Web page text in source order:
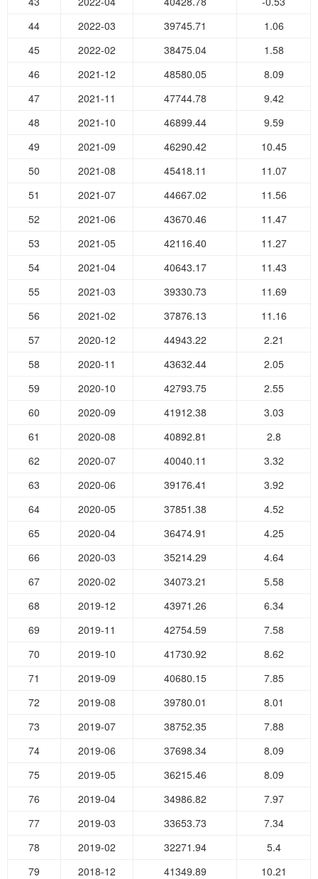
44
2022-03 39745.71
1.06
45
2022-02 38475.04
1.58
46
2021-12 48580.05
8.09
47
2021-11 47744.78
9.42
48
2021-10 46899.44
9.59
49
2021-09 46290.42
10.45
50
2021-08 45418.11
11.07
51
2021-07 44667.02
11.56
52
2021-06 43670.46
11.47
53
2021-05 42116.40
11.27
54
2021-04 40643.17
11.43
55
2021-03 39330.73
11.69
56
2021-02 37876.13
11.16
57
2020-12 44943.22
2.21
58
2020-11 43632.44
2.05
59
2020-10 42793.75
2.55
60
2020-09 41912.38
3.03
61
2020-08 40892.81
2.8
62
2020-07 40040.11
3.32
63
2020-06 39176.41
3.92
64
2020-05 37851.38
4.52
65
2020-04 36474.91
4.25
66
2020-03 35214.29
4.64
67
2020-02 34073.21
5.58
68
2019-12 43971.26
6.34
69
2019-11 42754.59
7.58
70
2019-10 41730.92
8.62
71
2019-09 40680.15
7.85
72
2019-08 39780.01
8.01
73
2019-07 38752.35
7.88
74
2019-06 37698.34
8.09
75
2019-05 36215.46
8.09
76
2019-04 34986.82
7.97
77
2019-03 33653.73
7.34
78
2019-02 32271.94
5.4
79
2018-12 41349.89
10.21